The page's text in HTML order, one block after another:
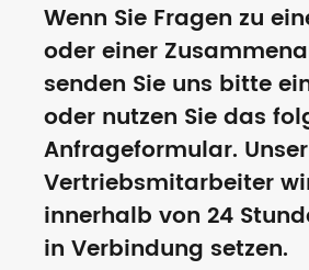
Wenn Sie Fragen zu
oder einer
senden Sie uns bitte
oder nutzen Sie das
Anfrageformular. Unser
Vertriebsmitarbeiter
innerhalb von 24
in Verbindung setzen.